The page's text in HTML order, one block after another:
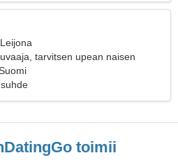
tarvitsen upean naisen
toimii